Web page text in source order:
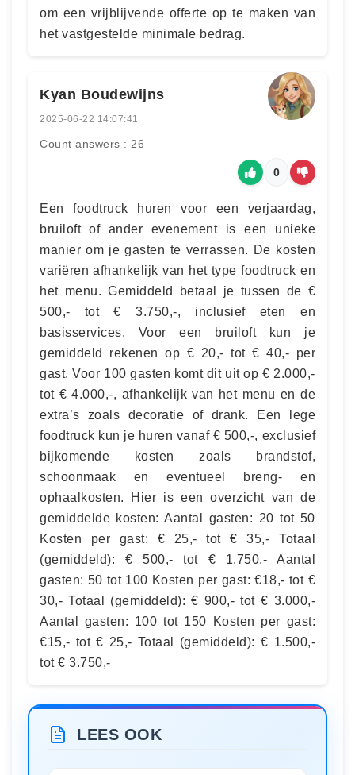
om een ​​vrijblijvende offerte op te maken van
het vastgestelde minimale bedrag.
Kyan Boudewijns
2025-06-22 14:07:41
Count answers : 26
0
Een foodtruck huren voor een verjaardag,
bruiloft of ander evenement is een unieke
manier om je gasten te verrassen. De kosten
variëren afhankelijk van het type foodtruck en
het menu. Gemiddeld betaal je tussen de €
500,- tot € 3.750,-, inclusief eten en
basisservices. Voor een bruiloft kun je
gemiddeld rekenen op € 20,- tot € 40,- per
gast. Voor 100 gasten komt dit uit op € 2.000,-
tot € 4.000,-, afhankelijk van het menu en de
extra’s zoals decoratie of drank. Een lege
foodtruck kun je huren vanaf € 500,-, exclusief
bijkomende kosten zoals brandstof,
schoonmaak en eventueel breng- en
ophaalkosten. Hier is een overzicht van de
gemiddelde kosten: Aantal gasten: 20 tot 50
Kosten per gast: € 25,- tot € 35,- Totaal
(gemiddeld): € 500,- tot € 1.750,- Aantal
gasten: 50 tot 100 Kosten per gast: €18,- tot €
30,- Totaal (gemiddeld): € 900,- tot € 3.000,-
Aantal gasten: 100 tot 150 Kosten per gast:
€15,- tot € 25,- Totaal (gemiddeld): € 1.500,-
tot € 3.750,-
LEES OOK